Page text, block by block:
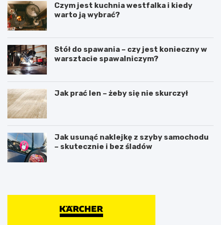
Czym jest kuchnia westfalka i kiedy
warto ją wybrać?
Stół do spawania – czy jest konieczny w
warsztacie spawalniczym?
Jak prać len – żeby się nie skurczył
Jak usunąć naklejkę z szyby samochodu
– skutecznie i bez śladów